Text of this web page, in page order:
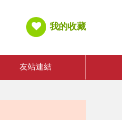
我的收藏
友站連結